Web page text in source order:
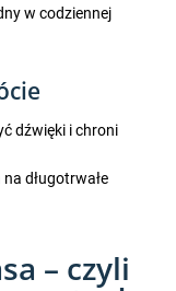
w codziennej
dźwięki i chroni
długotrwałe
– czyli